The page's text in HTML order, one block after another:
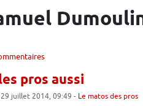
pros aussi
juillet 2014, 09:49 - Le matos des pros